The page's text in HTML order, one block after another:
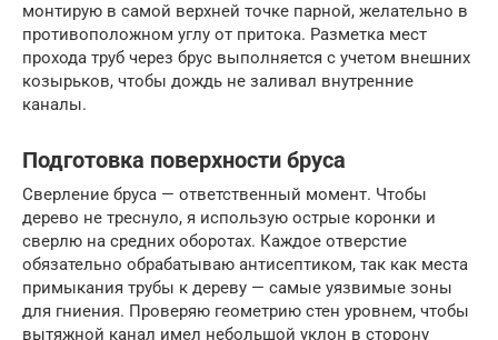
монтирую в самой верхней точке парной, желательно в
противоположном углу от притока. Разметка мест
прохода труб через брус выполняется с учетом внешних
козырьков, чтобы дождь не заливал внутренние
каналы.
Подготовка поверхности бруса
Сверление бруса — ответственный момент. Чтобы
дерево не треснуло, я использую острые коронки и
сверлю на средних оборотах. Каждое отверстие
обязательно обрабатываю антисептиком, так как места
примыкания трубы к дереву — самые уязвимые зоны
для гниения. Проверяю геометрию стен уровнем, чтобы
вытяжной канал имел небольшой уклон в сторону